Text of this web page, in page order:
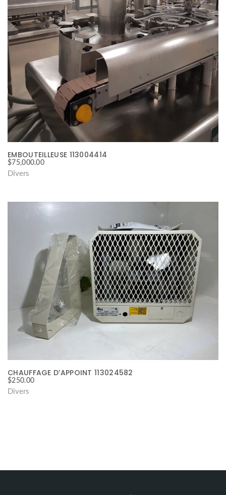
EMBOUTEILLEUSE 113004414
$75,000.00
Divers
CHAUFFAGE D’APPOINT 113024582
$250.00
Divers